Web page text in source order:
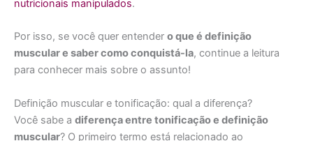
nutricionais manipulados.
Por isso, se você quer entender o que é definição
muscular e saber como conquistá-la, continue a leitura
para conhecer mais sobre o assunto!
Definição muscular e tonificação: qual a diferença?
Você sabe a diferença entre tonificação e definição
muscular? O primeiro termo está relacionado ao